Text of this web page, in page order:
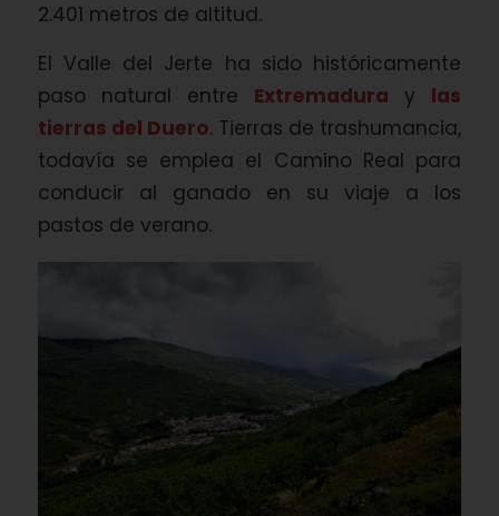
2.401 metros de altitud.
El Valle del Jerte ha sido históricamente
paso natural entre Extremadura y las
tierras del Duero. Tierras de trashumancia,
todavía se emplea el Camino Real para
conducir al ganado en su viaje a los
pastos de verano.